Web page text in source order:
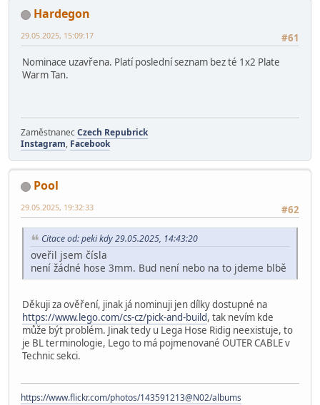
Hardegon
#61
29.05.2025, 15:09:17
Nominace uzavřena. Platí poslední seznam bez té 1x2 Plate
Warm Tan.
ZaměstnanecCzech Repubrick
Instagram, Facebook
Pool
#62
29.05.2025, 19:32:33
Citace od: peki kdy 29.05.2025, 14:43:20
oveřil jsem čísla
není žádné hose 3mm. Bud není nebo na to jdeme blbě
Děkuji za ověření, jinak já nominuji jen dílky dostupné na
https://www.lego.com/cs-cz/pick-and-build, tak nevím kde
může být problém. Jinak tedy u Lega Hose Ridig neexistuje, to
je BL terminologie, Lego to má pojmenované OUTER CABLE v
Technic sekci.
https://www.flickr.com/photos/143591213@N02/albums